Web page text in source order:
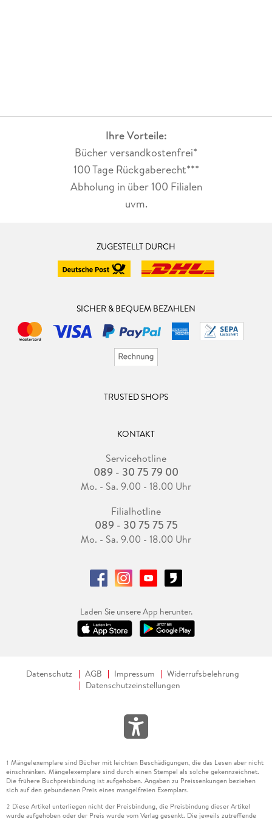
Ihre Vorteile:
Bücher versandkostenfrei*
100 Tage Rückgaberecht***
Abholung in über 100 Filialen
uvm.
ZUGESTELLT DURCH
SICHER & BEQUEM BEZAHLEN
TRUSTED SHOPS
KONTAKT
Servicehotline
089 - 30 75 79 00
Mo. - Sa. 9.00 - 18.00 Uhr
Filialhotline
089 - 30 75 75 75
Mo. - Sa. 9.00 - 18.00 Uhr
Laden Sie unsere App herunter.
Datenschutz AGB Impressum
Widerrufsbelehrung
Datenschutzeinstellungen
1 Mängelexemplare sind Bücher mit leichten Beschädigungen, die das Lesen aber nicht
einschränken. Mängelexemplare sind durch einen Stempel als solche gekennzeichnet.
Die frühere Buchpreisbindung ist aufgehoben. Angaben zu Preissenkungen beziehen
sich auf den gebundenen Preis eines mangelfreien Exemplars.
2 Diese Artikel unterliegen nicht der Preisbindung, die Preisbindung dieser Artikel
wurde aufgehoben oder der Preis wurde vom Verlag gesenkt. Die jeweils zutreffende